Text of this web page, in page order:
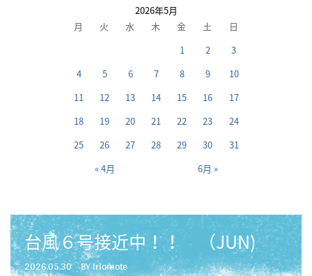
2026年5月
月
火 水 木 金 土 日
« 4月 6月 »
1 2
3
4
5 6 7 8 9
10
11
12 13 14 15 16
17
18
19 20 21 22 23
24
25
26 27 28 29 30 31
台風６号接近中！！ （JUN)
2026.05.30 BY iriomote